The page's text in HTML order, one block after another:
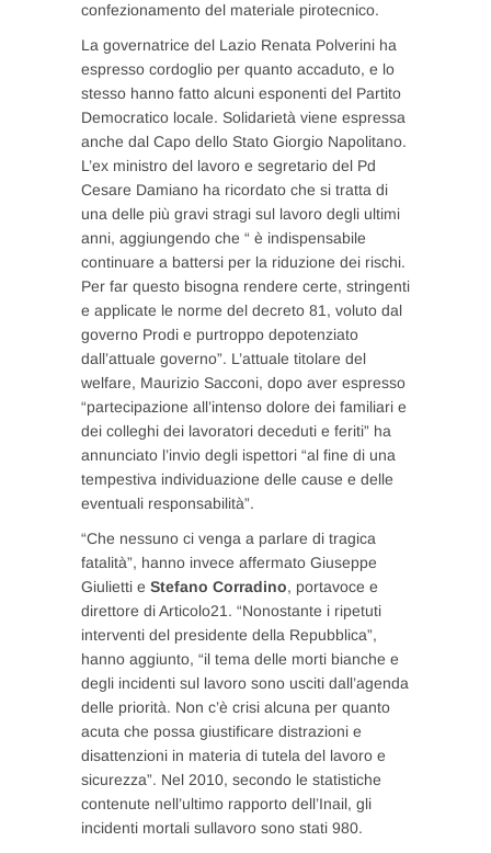
confezionamento del materiale pirotecnico.
La governatrice del Lazio Renata Polverini ha
espresso cordoglio per quanto accaduto, e lo
stesso hanno fatto alcuni esponenti del Partito
Democratico locale. Solidarietà viene espressa
anche dal Capo dello Stato Giorgio Napolitano.
L’ex ministro del lavoro e segretario del Pd
Cesare Damiano ha ricordato che si tratta di
una delle più gravi stragi sul lavoro degli ultimi
anni, aggiungendo che “ è indispensabile
continuare a battersi per la riduzione dei rischi.
Per far questo bisogna rendere certe, stringenti
e applicate le norme del decreto 81, voluto dal
governo Prodi e purtroppo depotenziato
dall’attuale governo”. L’attuale titolare del
welfare, Maurizio Sacconi, dopo aver espresso
“partecipazione all’intenso dolore dei familiari e
dei colleghi dei lavoratori deceduti e feriti” ha
annunciato l’invio degli ispettori “al fine di una
tempestiva individuazione delle cause e delle
eventuali responsabilità”.
“Che nessuno ci venga a parlare di tragica
fatalità”, hanno invece affermato Giuseppe
Giulietti e Stefano Corradino, portavoce e
direttore di Articolo21. “Nonostante i ripetuti
interventi del presidente della Repubblica”,
hanno aggiunto, “il tema delle morti bianche e
degli incidenti sul lavoro sono usciti dall’agenda
delle priorità. Non c’è crisi alcuna per quanto
acuta che possa giustificare distrazioni e
disattenzioni in materia di tutela del lavoro e
sicurezza”. Nel 2010, secondo le statistiche
contenute nell’ultimo rapporto dell’Inail, gli
incidenti mortali sullavoro sono stati 980.